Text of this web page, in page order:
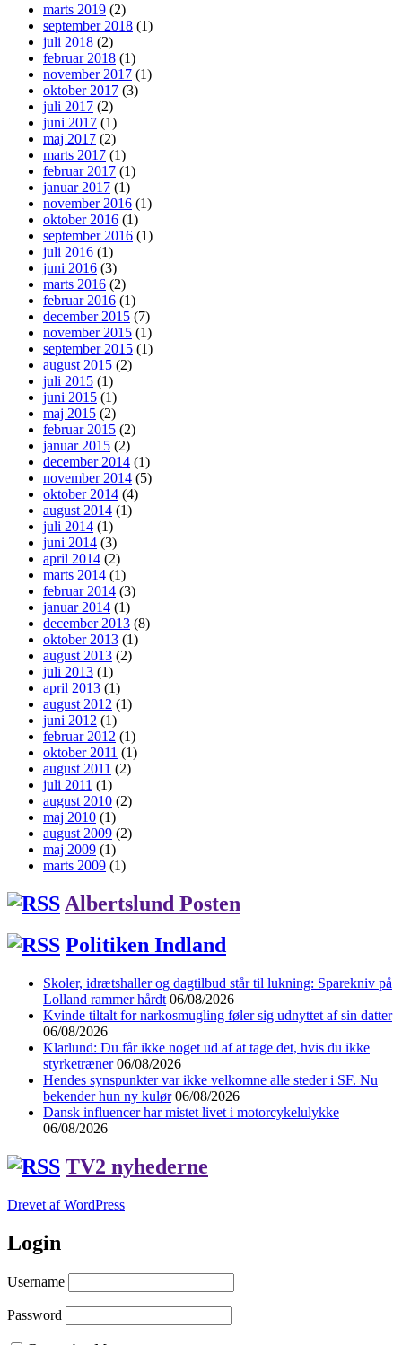
marts 2019 (2)
september 2018 (1)
juli 2018 (2)
februar 2018 (1)
november 2017 (1)
oktober 2017 (3)
juli 2017 (2)
juni 2017 (1)
maj 2017 (2)
marts 2017 (1)
februar 2017 (1)
januar 2017 (1)
november 2016 (1)
oktober 2016 (1)
september 2016 (1)
juli 2016 (1)
juni 2016 (3)
marts 2016 (2)
februar 2016 (1)
december 2015 (7)
november 2015 (1)
september 2015 (1)
august 2015 (2)
juli 2015 (1)
juni 2015 (1)
maj 2015 (2)
februar 2015 (2)
januar 2015 (2)
december 2014 (1)
november 2014 (5)
oktober 2014 (4)
august 2014 (1)
juli 2014 (1)
juni 2014 (3)
april 2014 (2)
marts 2014 (1)
februar 2014 (3)
januar 2014 (1)
december 2013 (8)
oktober 2013 (1)
august 2013 (2)
juli 2013 (1)
april 2013 (1)
august 2012 (1)
juni 2012 (1)
februar 2012 (1)
oktober 2011 (1)
august 2011 (2)
juli 2011 (1)
august 2010 (2)
maj 2010 (1)
august 2009 (2)
maj 2009 (1)
marts 2009 (1)
Albertslund Posten
Politiken Indland
Skoler, idrætshaller og dagtilbud står til lukning: Sparekniv på
Lolland rammer hårdt 06/08/2026
Kvinde tiltalt for narkosmugling føler sig udnyttet af sin datter
06/08/2026
Klarlund: Du får ikke noget ud af at tage det, hvis du ikke
styrketræner 06/08/2026
Hendes synspunkter var ikke velkomne alle steder i SF. Nu
bekender hun ny kulør 06/08/2026
Dansk influencer har mistet livet i motorcykelulykke
06/08/2026
TV2 nyhederne
Drevet af WordPress
Login
Username
Password